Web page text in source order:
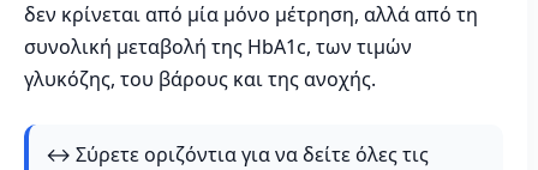
δεν κρίνεται από μία μόνο μέτρηση, αλλά από τη
συνολική μεταβολή της HbA1c, των τιμών
γλυκόζης, του βάρους και της ανοχής.
↔️ Σύρετε οριζόντια για να δείτε όλες τις